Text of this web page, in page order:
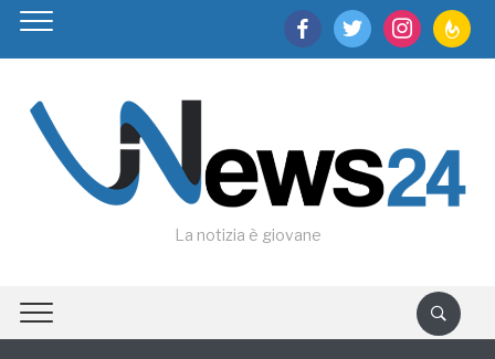
facebooktwitter instagram
La notizia è giovane